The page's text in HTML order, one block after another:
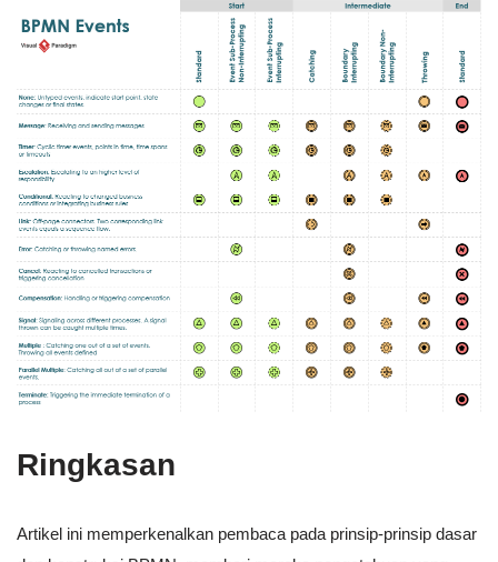
Ringkasan
Artikel ini memperkenalkan pembaca pada prinsip-prinsip dasar